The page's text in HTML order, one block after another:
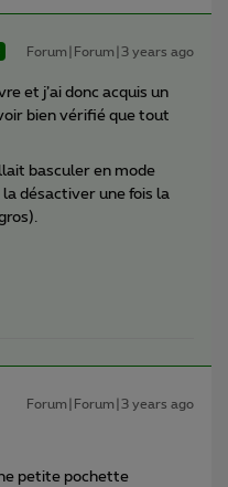
Forum|Forum|3 years ago
et j’ai donc acquis un
bien vérifié que tout
basculer en mode
désactiver une fois la
Forum|Forum|3 years ago
petite pochette